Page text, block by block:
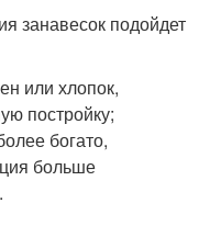
занавесок подойдет
или хлопок,
постройку;
богато,
больше